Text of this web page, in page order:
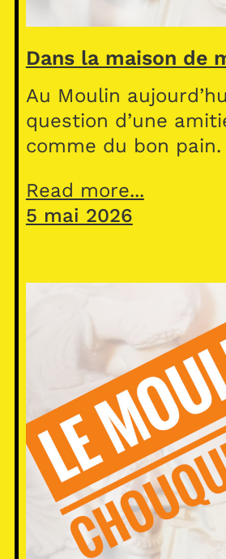
Dans la maison de
Au Moulin
question d’une
comme du bon
Read more...
5 mai 2026